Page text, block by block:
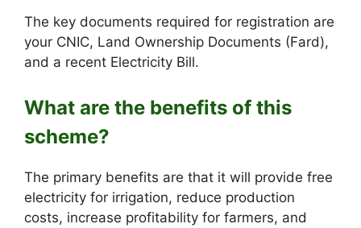
The key documents required for registration are
your CNIC, Land Ownership Documents (Fard),
and a recent Electricity Bill.
What are the benefits of this
scheme?
The primary benefits are that it will provide free
electricity for irrigation, reduce production
costs, increase profitability for farmers, and